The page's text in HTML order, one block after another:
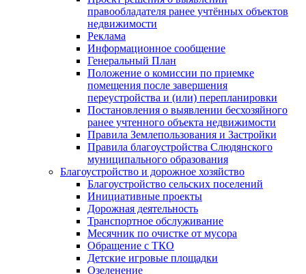
правообладателя ранее учтённых объектов
недвижимости
Реклама
Информационное сообщение
Генеральный План
Положение о комиссии по приемке
помещения после завершения
переустройства и (или) перепланировки
Постановления о выявлении бесхозяйного
ранее учтенного объекта недвижимости
Правила Землепользования и Застройки
Правила благоустройства Слюдянского
муниципального образования
Благоустройство и дорожное хозяйство
Благоустройство сельских поселений
Инициативные проекты
Дорожная деятельность
Транспортное обслуживание
Месячник по очистке от мусора
Обращение с ТКО
Детские игровые площадки
Озеленение